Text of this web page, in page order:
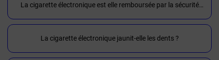
La cigarette électronique est elle remboursée par la sécurité
sociale ou ma mutuelle ?
La cigarette électronique jaunit-elle les dents ?